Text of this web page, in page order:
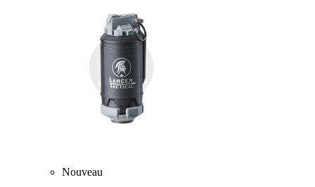
Nouveau